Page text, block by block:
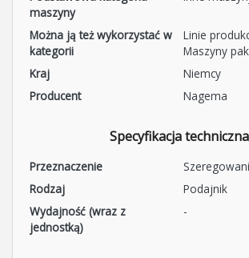
maszyny
Można ją też wykorzystać w
kategorii
Linie
Maszyny
Kraj
Niemcy
Producent
Nagema
Specyfikacja techniczna
Przeznaczenie
Rodzaj
Podajnik
Wydajność (wraz z
jednostką)
-